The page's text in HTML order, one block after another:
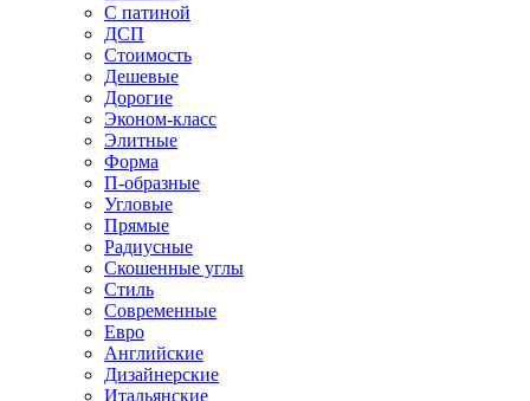
С патиной
ДСП
Стоимость
Дешевые
Дорогие
Эконом-класс
Элитные
Форма
П-образные
Угловые
Прямые
Радиусные
Скошенные углы
Стиль
Современные
Евро
Английские
Дизайнерские
Итальянские